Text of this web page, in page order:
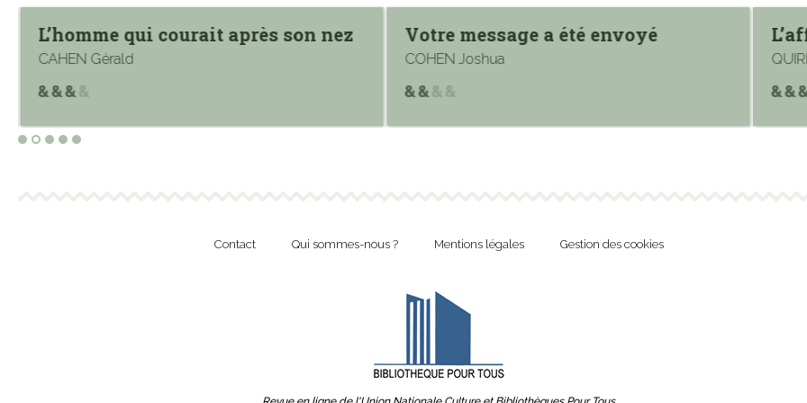
L’homme qui courait après son nez
CAHEN Gérald
Votre message a été envoyé
COHEN Joshua
Contact Qui sommes-nous ? Mentions légales Gestion des cookies